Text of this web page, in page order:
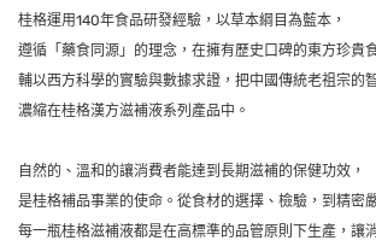
桂格運用140年食品研發經驗，以草本綱目為藍本，
遵循「藥食同源」的理念，在擁有歷史口碑的東方珍貴
輔以西方科學的實驗與數據求證，把中國傳統老祖宗的
濃縮在桂格漢方滋補液系列產品中。
自然的、溫和的讓消費者能達到長期滋補的保健功效，
是桂格補品事業的使命。從食材的選擇、檢驗，到精密
每一瓶桂格滋補液都是在高標準的品管原則下生產，讓